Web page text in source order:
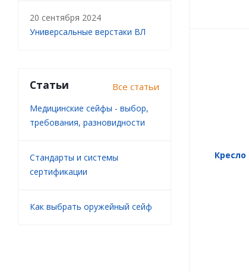
Кресло
20 сентября 2024
Универсальные верстаки ВЛ
Статьи Все статьи
Медицинские сейфы - выбор,
требования, разновидности
Стандарты и системы
сертификации
Как выбрать оружейный сейф